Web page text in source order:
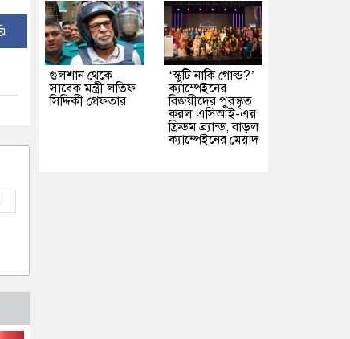
গুলশান থেকে
সাবেক মন্ত্রী লতিফ
সিদ্দিকী গ্রেফতার
‘স্কুটি নাকি গোল্ড?’
ক্যাম্পেইনের
বিজয়ীদের পুরস্কৃত
করল এসিআই-এর
ফ্রিডম ব্র্যান্ড, বাড়ল
ক্যাম্পেইনের মেয়াদ